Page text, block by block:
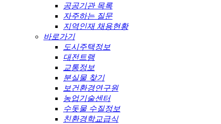
공공기관 목록
자주하는 질문
지역인재 채용현황
바로가기
도시주택정보
대전트램
교통정보
분실물 찾기
보건환경연구원
농업기술센터
수돗물 수질정보
친환경학교급식